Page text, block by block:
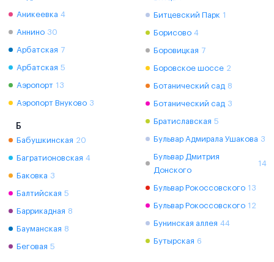
Аникеевка 4
Аннино 30
Арбатская 7
Арбатская 5
Аэропорт 13
Аэропорт Внуково 3
Б
Бабушкинская 20
Багратионовская 4
Баковка 3
Балтийская 5
Баррикадная 8
Бауманская 8
Беговая 5
Битцевский Парк 1
Борисово 4
Боровицкая 7
Боровское шоссе 2
Ботанический сад 8
Ботанический сад 3
Братиславская 5
Бульвар Адмирала Ушакова 3
Бульвар Дмитрия
Донского
14
Бульвар Рокоссовского 13
Бульвар Рокоссовского 12
Бунинская аллея 44
Бутырская 6